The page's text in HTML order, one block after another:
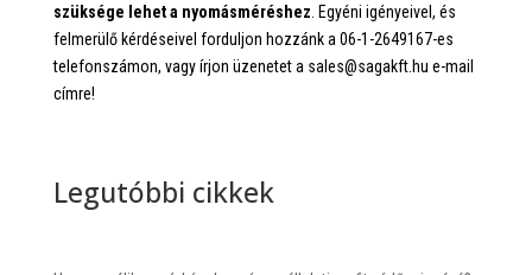
szüksége lehet a nyomásméréshez . Egyéni igényeivel, és
felmerülő kérdéseivel forduljon hozzánk a 06-1-2649167-es
telefonszámon, vagy írjon üzenetet a sales@sagakft.hu e-mail
címre!
Legutóbbi cikkek